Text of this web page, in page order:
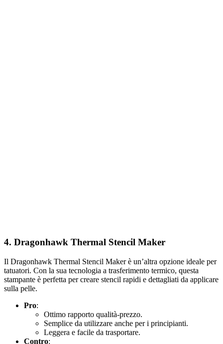
4. Dragonhawk Thermal Stencil Maker
Il Dragonhawk Thermal Stencil Maker è un’altra opzione ideale per
tatuatori. Con la sua tecnologia a trasferimento termico, questa
stampante è perfetta per creare stencil rapidi e dettagliati da applicare
sulla pelle.
Pro:
Ottimo rapporto qualità-prezzo.
Semplice da utilizzare anche per i principianti.
Leggera e facile da trasportare.
Contro: